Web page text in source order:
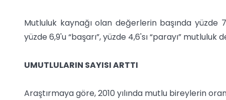
Mutluluk kaynağı olan değerlerin başında yüzde
yüzde 6,9'u “başarı”, yüzde 4,6'sı “parayı”
UMUTLULARIN SAYISI ARTTI
Araştırmaya göre, 2010 yılında mutlu bireylerin